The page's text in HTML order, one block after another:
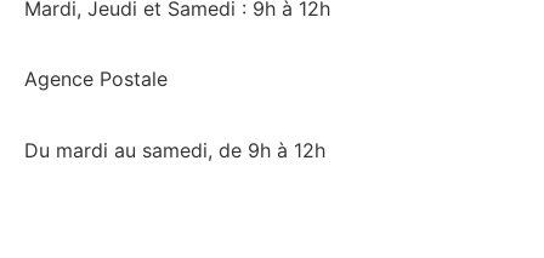
Mardi, Jeudi et Samedi : 9h à 12h
Agence Postale
Du mardi au samedi, de 9h à 12h